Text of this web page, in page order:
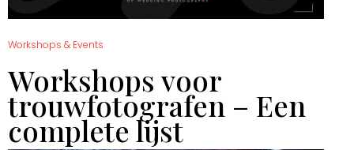
Workshops & Events
Workshops voor
trouwfotografen – Een
complete lijst